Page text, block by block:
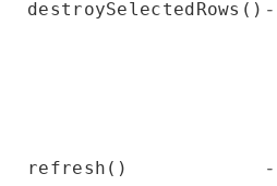
destroySelectedRows() -
refresh() -